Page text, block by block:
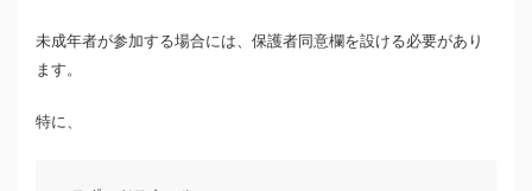
未成年者が参加する場合には、保護者同意欄を設ける必要があり
ます。
特に、